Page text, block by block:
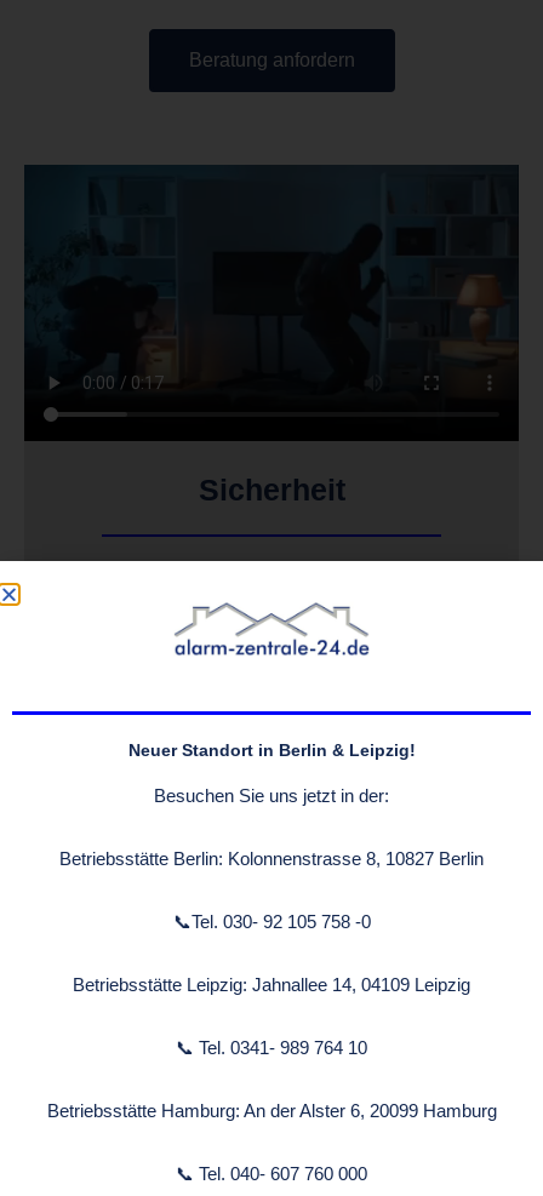
Beratung anfordern
Sicherheit
werden Einbruchsversuche direkt erkannt und an die
Leitstelle gemeldet. Schützen Sie Ihr Zuhause rund um die
Uhr – sicher, zuverlässig, professionell.
GmbH?
Neuer Standort in Berlin & Leipzig!
Besuchen Sie uns jetzt in der:
Betriebsstätte Berlin: Kolonnenstrasse 8, 10827 Berlin
📞Tel. 030- 92 105 758 -0
Betriebsstätte Leipzig: Jahnallee 14, 04109 Leipzig
📞 Tel. 0341- 989 764 10
Betriebsstätte Hamburg: An der Alster 6, 20099 Hamburg
📞 Tel. 040- 607 760 000